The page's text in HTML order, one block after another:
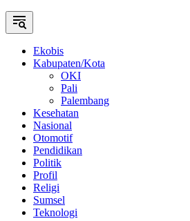
Ekobis
Kabupaten/Kota
OKI
Pali
Palembang
Kesehatan
Nasional
Otomotif
Pendidikan
Politik
Profil
Religi
Sumsel
Teknologi